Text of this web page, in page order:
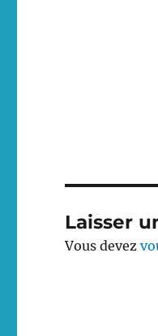
Laisser
Vous devez